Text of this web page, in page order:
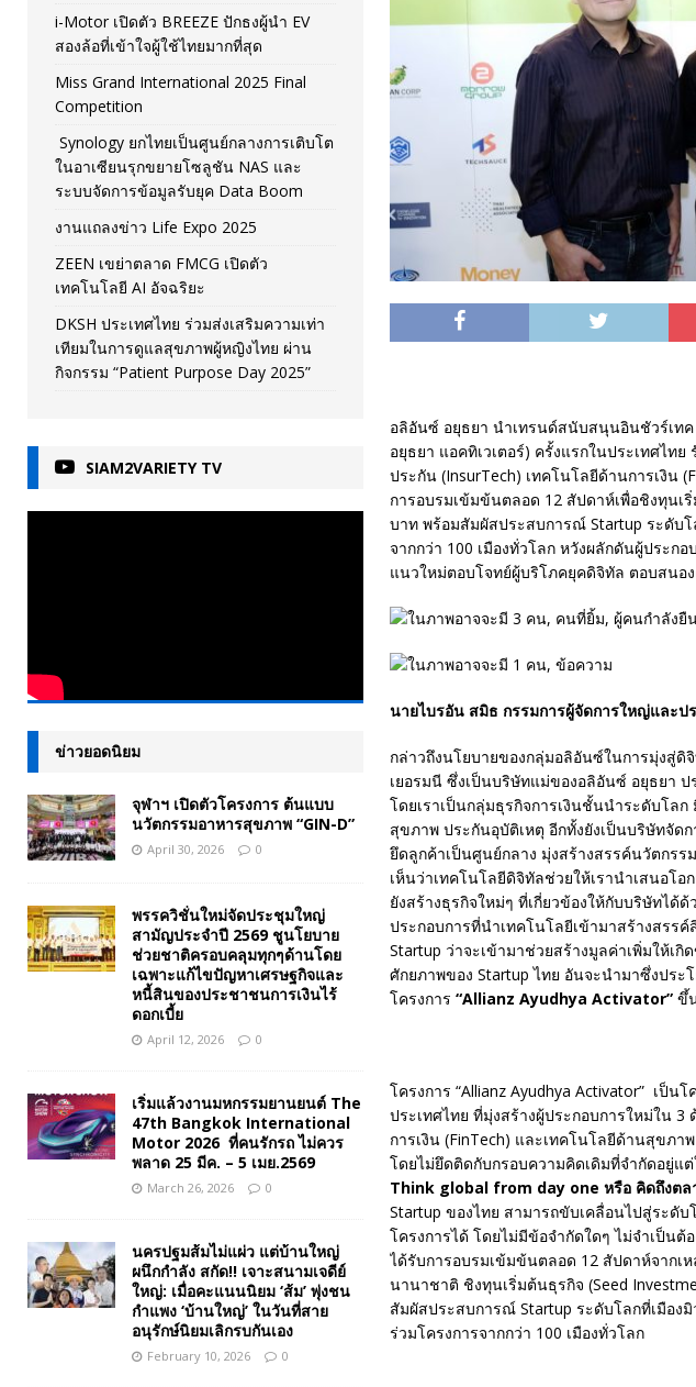
อลิอันซ์ อยุธยา นำเทรนด์สนับสนุนอินชัวร์เทค
อยุธยา แอคทิเวเตอร์) ครั้งแรกในประเทศไท
ประกัน (InsurTech) เทคโนโลยีด้านการเงิน
การอบรมเข้มข้นตลอด 12 สัปดาห์เพื่อชิงทุนเ
บาท พร้อมสัมผัสประสบการณ์ Startup ระดับ
จากกว่า 100 เมืองทั่วโลก หวังผลักดันผู้ประก
แนวใหม่ตอบโจทย์ผู้บริโภคยุคดิจิทัล ตอบสนอ
นายไบรอัน สมิธ กรรมการผู้จัดการใหญ่และ
กล่าวถึงนโยบายของกลุ่มอลิอันซ์ในการมุ่งสู่
เยอรมนี ซึ่งเป็นบริษัทแม่ของอลิอันซ์ อยุธยา
โดยเราเป็นกลุ่มธุรกิจการเงินชั้นนําระดับโ
สุขภาพ ประกันอุบัติเหตุ อีกทั้งยังเป็นบริษัทจัด
ยึดลูกค้าเป็นศูนย์กลาง มุ่งสร้างสรรค์นวัตกรร
เห็นว่าเทคโนโลยีดิจิทัลช่วยให้เรานำเสนอโ
ยังสร้างธุรกิจใหม่ๆ ที่เกี่ยวข้องให้กับบริษัทได้
ประกอบการที่นำเทคโนโลยีเข้ามาสร้างสร
Startup ว่าจะเข้ามาช่วยสร้างมูลค่าเพิ่มให้เ
ศักยภาพของ Startup ไทย อันจะนำมาซึ่งประ
โครงการ “Allianz Ayudhya Activator” ขึ้
โครงการ “Allianz Ayudhya Activator” เป็น
ประเทศไทย ที่มุ่งสร้างผู้ประกอบการใหม่ใน
การเงิน (FinTech) และเทคโนโลยีด้านสุขภ
โดยไม่ยึดติดกับกรอบความคิดเดิมที่จํากัดอยู่แ
Think global from day one หรือ คิดถึงตล
Startup ของไทย สามารถขับเคลื่อนไปสู่ระดั
โครงการได้ โดยไม่มีข้อจํากัดใดๆ ไม่จําเป็นต้
ได้รับการอบรมเข้มข้นตลอด 12 สัปดาห์จากเ
นานาชาติ ชิงทุนเริ่มต้นธุรกิจ (Seed
สัมผัสประสบการณ์ Startup ระดับโลกที่เมือง
ร่วมโครงการจากกว่า 100 เมืองทั่วโลก
i-Motor เปิดตัว BREEZE ปักธงผู้นำ EV
สองล้อที่เข้าใจผู้ใช้ไทยมากที่สุด
Miss Grand International 2025 Final
Competition
Synology ยกไทยเป็นศูนย์กลางการเติบโต
ในอาเซียนรุกขยายโซลูชัน NAS และ
ระบบจัดการข้อมูลรับยุค Data Boom
งานแถลงข่าว Life Expo 2025
ZEEN เขย่าตลาด FMCG เปิดตัว
เทคโนโลยี AI อัจฉริยะ
DKSH ประเทศไทย ร่วมส่งเสริมความเท่า
เทียมในการดูแลสุขภาพผู้หญิงไทย ผ่าน
กิจกรรม “Patient Purpose Day 2025”
SIAM2VARIETY TV
ข่าวยอดนิยม
จุฬาฯ เปิดตัวโครงการ ต้นแบบ
นวัตกรรมอาหารสุขภาพ “GIN-D”
April 30, 2026 0
พรรควิชั่นใหม่จัดประชุมใหญ่
สามัญประจำปี 2569 ชูนโยบาย
ช่วยชาติครอบคลุมทุกๆด้านโดย
เฉพาะแก้ไขปัญหาเศรษฐกิจและ
หนี้สินของประชาชนการเงินไร้
ดอกเบี้ย
April 12, 2026 0
เริ่มแล้วงานมหกรรมยานยนต์ The
47th Bangkok International
Motor 2026 ที่คนรักรถ ไม่ควร
พลาด 25 มีค. – 5 เมย.2569
March 26, 2026 0
นครปฐมส้มไม่แผ่ว แต่บ้านใหญ่
ผนึกกำลัง สกัด!! เจาะสนามเจดีย์
ใหญ่: เมื่อคะแนนนิยม ‘ส้ม’ พุ่งชน
กำแพง ‘บ้านใหญ่’ ในวันที่สาย
อนุรักษ์นิยมเลิกรบกันเอง
February 10, 2026 0